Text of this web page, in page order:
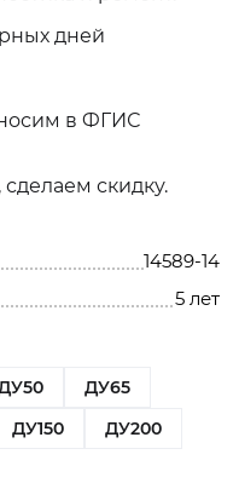
дней
в ФГИС
скидку.
14589-14
5 лет
ДУ65
ДУ150
ДУ200